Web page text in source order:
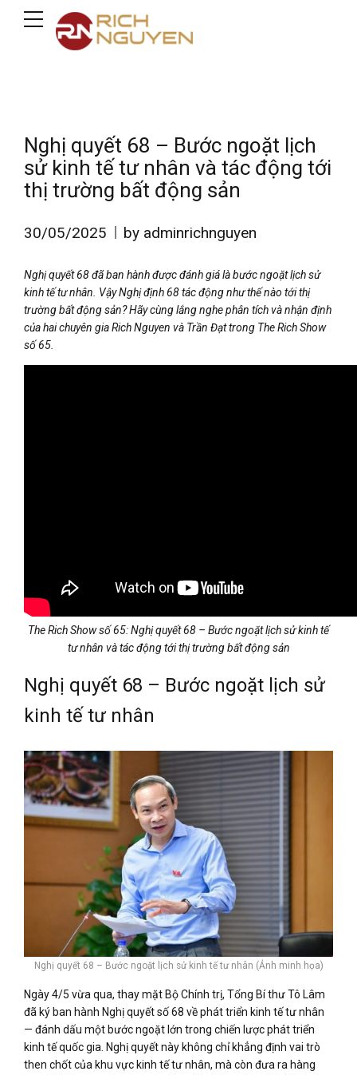
Nghị quyết 68 – Bước ngoặt lịch
sử kinh tế tư nhân và tác động tới
thị trường bất động sản
30/05/2025 by adminrichnguyen
Nghị quyết 68 đã ban hành được đánh giá là bước ngoặt lịch sử
kinh tế tư nhân. Vậy Nghị định 68 tác động như thế nào tới thị
trường bất động sản? Hãy cùng lắng nghe phân tích và nhận định
của hai chuyên gia Rich Nguyen và Trần Đạt trong The Rich Show
số 65.
The Rich Show số 65: Nghị quyết 68 – Bước ngoặt lịch sử kinh tế
tư nhân và tác động tới thị trường bất động sản
Nghị quyết 68 – Bước ngoặt lịch sử
kinh tế tư nhân
Nghị quyết 68 – Bước ngoặt lịch sử kinh tế tư nhân (Ảnh minh họa)
Ngày 4/5 vừa qua, thay mặt Bộ Chính trị, Tổng Bí thư Tô Lâm
đã ký ban hành Nghị quyết số 68 về phát triển kinh tế tư nhân
— đánh dấu một bước ngoặt lớn trong chiến lược phát triển
kinh tế quốc gia. Nghị quyết này không chỉ khẳng định vai trò
then chốt của khu vực kinh tế tư nhân, mà còn đưa ra hàng